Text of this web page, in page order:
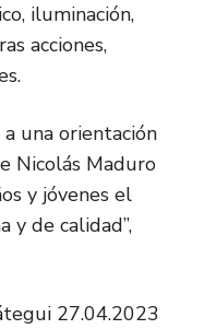
iluminación,
acciones,
una orientación
Nicolás Maduro
y jóvenes el
y de calidad”,
27.04.2023